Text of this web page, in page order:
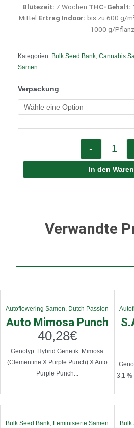
Blütezeit: 7 Wochen THC-Gehalt:
Mittel Ertrag Indoor: bis zu 600 g/
1000 g/
Kategorien: Bulk Seed Bank, Cannabis
Samen
Verpackung
-
In den
Verwandte
Autoflowering Samen, Dutch Passion
Auto Mimosa Punch
40,28€
Genotyp: Hybrid Genetik: Mimosa
(Clementine X Purple Punch) X Auto
Purple Punch...
3,1 %
Bulk Seed Bank, Feminisierte Samen Bulk